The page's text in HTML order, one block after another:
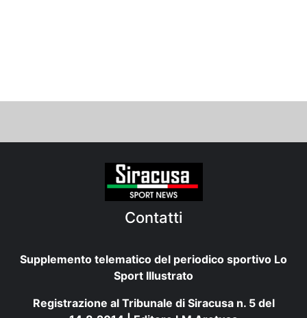
Contatti
Supplemento telematico del periodico sportivo Lo
Sport Illustrato
Registrazione al Tribunale di Siracusa n. 5 del